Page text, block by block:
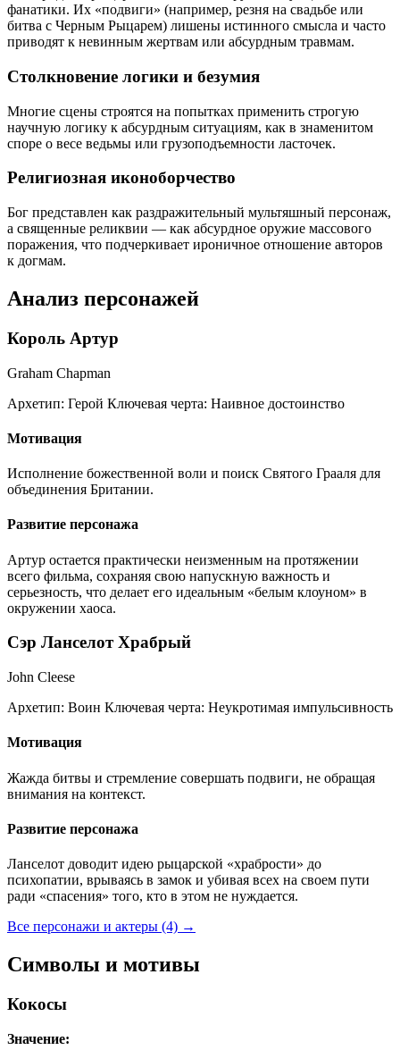
фанатики. Их «подвиги» (например, резня на свадьбе или
битва с Черным Рыцарем) лишены истинного смысла и часто
приводят к невинным жертвам или абсурдным травмам.
Столкновение логики и безумия
Многие сцены строятся на попытках применить строгую
научную логику к абсурдным ситуациям, как в знаменитом
споре о весе ведьмы или грузоподъемности ласточек.
Религиозная иконоборчество
Бог представлен как раздражительный мультяшный персонаж,
а священные реликвии — как абсурдное оружие массового
поражения, что подчеркивает ироничное отношение авторов
к догмам.
Анализ персонажей
Король Артур
Graham Chapman
Архетип: Герой Ключевая черта: Наивное достоинство
Мотивация
Исполнение божественной воли и поиск Святого Грааля для
объединения Британии.
Развитие персонажа
Артур остается практически неизменным на протяжении
всего фильма, сохраняя свою напускную важность и
серьезность, что делает его идеальным «белым клоуном» в
окружении хаоса.
Сэр Ланселот Храбрый
John Cleese
Архетип: Воин Ключевая черта: Неукротимая импульсивность
Мотивация
Жажда битвы и стремление совершать подвиги, не обращая
внимания на контекст.
Развитие персонажа
Ланселот доводит идею рыцарской «храбрости» до
психопатии, врываясь в замок и убивая всех на своем пути
ради «спасения» того, кто в этом не нуждается.
Все персонажи и актеры (4) →
Символы и мотивы
Кокосы
Значение: